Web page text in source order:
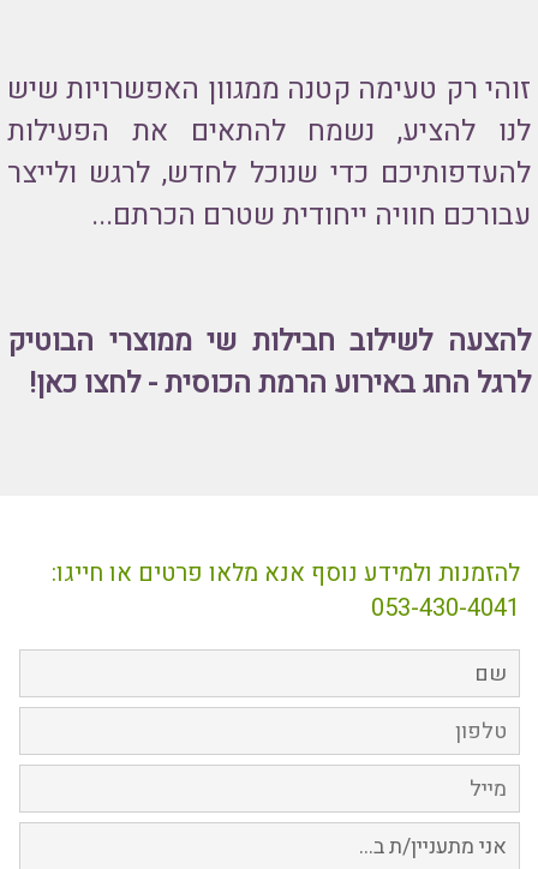
זוהי רק טעימה קטנה ממגוון האפשרויות שיש
לנו להציע, נשמח להתאים את הפעילות
להעדפותיכם כדי שנוכל לחדש, לרגש ולייצר
עבורכם חוויה ייחודית שטרם הכרתם...
להצעה לשילוב חבילות שי ממוצרי הבוטיק
לרגל החג באירוע הרמת הכוסית - לחצו כאן!